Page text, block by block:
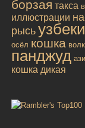
борзая такса
иллюстрации
рысь
осёл кошка волк
панджуд
кошка дикая